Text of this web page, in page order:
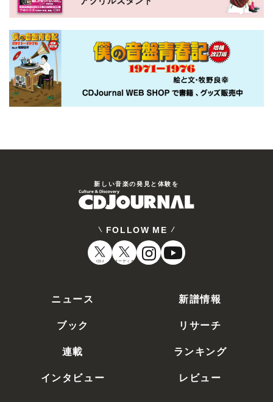
新しい⾳楽の発⾒と体験を
FOLLOW ME
CDJ オーディオ
ニュース
新譜情報
ブック
リサーチ
連載
ランキング
インタビュー
レビュー